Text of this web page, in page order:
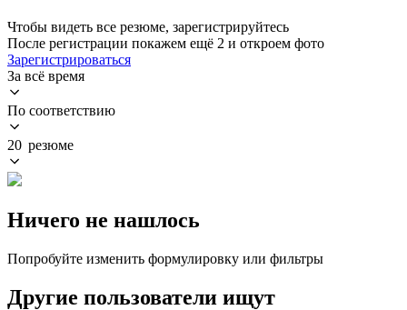
Чтобы видеть все резюме, зарегистрируйтесь
После регистрации покажем ещё 2 и откроем фото
Зарегистрироваться
За всё время
По соответствию
20 резюме
Ничего не нашлось
Попробуйте изменить формулировку или фильтры
Другие пользователи ищут